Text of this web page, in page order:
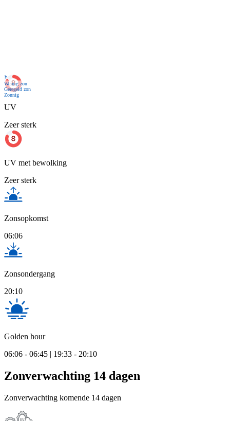
Nu
Weinig zon
Geregeld zon
Zonnig
UV
Zeer sterk
UV met bewolking
Zeer sterk
Zonsopkomst
06:06
Zonsondergang
20:10
Golden hour
06:06 - 06:45 | 19:33 - 20:10
Zonverwachting 14 dagen
Zonverwachting komende 14 dagen